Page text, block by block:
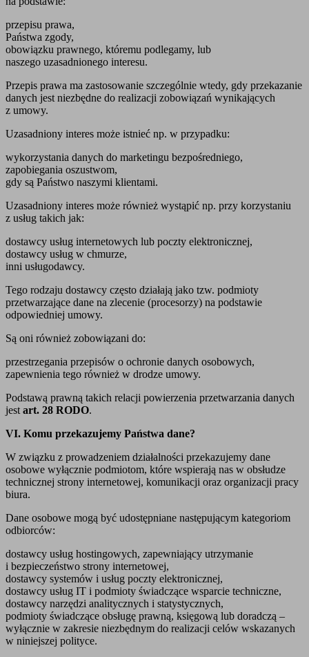
przepisu prawa,
Państwa zgody,
obowiązku prawnego, któremu podlegamy, lub
naszego uzasadnionego interesu.
Przepis prawa ma zastosowanie szczególnie wtedy, gdy przekazanie
danych jest niezbędne do realizacji zobowiązań wynikających
z umowy.
Uzasadniony interes może istnieć np. w przypadku:
wykorzystania danych do marketingu bezpośredniego,
zapobiegania oszustwom,
gdy są Państwo naszymi klientami.
Uzasadniony interes może również wystąpić np. przy korzystaniu
z usług takich jak:
dostawcy usług internetowych lub poczty elektronicznej,
dostawcy usług w chmurze,
inni usługodawcy.
Tego rodzaju dostawcy często działają jako tzw. podmioty
przetwarzające dane na zlecenie (procesorzy) na podstawie
odpowiedniej umowy.
Są oni również zobowiązani do:
przestrzegania przepisów o ochronie danych osobowych,
zapewnienia tego również w drodze umowy.
Podstawą prawną takich relacji powierzenia przetwarzania danych
jest art. 28 RODO.
VI. Komu przekazujemy Państwa dane?
W związku z prowadzeniem działalności przekazujemy dane
osobowe wyłącznie podmiotom, które wspierają nas w obsłudze
technicznej strony internetowej, komunikacji oraz organizacji pracy
biura.
Dane osobowe mogą być udostępniane następującym kategoriom
odbiorców:
dostawcy usług hostingowych, zapewniający utrzymanie
i bezpieczeństwo strony internetowej,
dostawcy systemów i usług poczty elektronicznej,
dostawcy usług IT i podmioty świadczące wsparcie techniczne,
dostawcy narzędzi analitycznych i statystycznych,
podmioty świadczące obsługę prawną, księgową lub doradczą –
wyłącznie w zakresie niezbędnym do realizacji celów wskazanych
w niniejszej polityce.